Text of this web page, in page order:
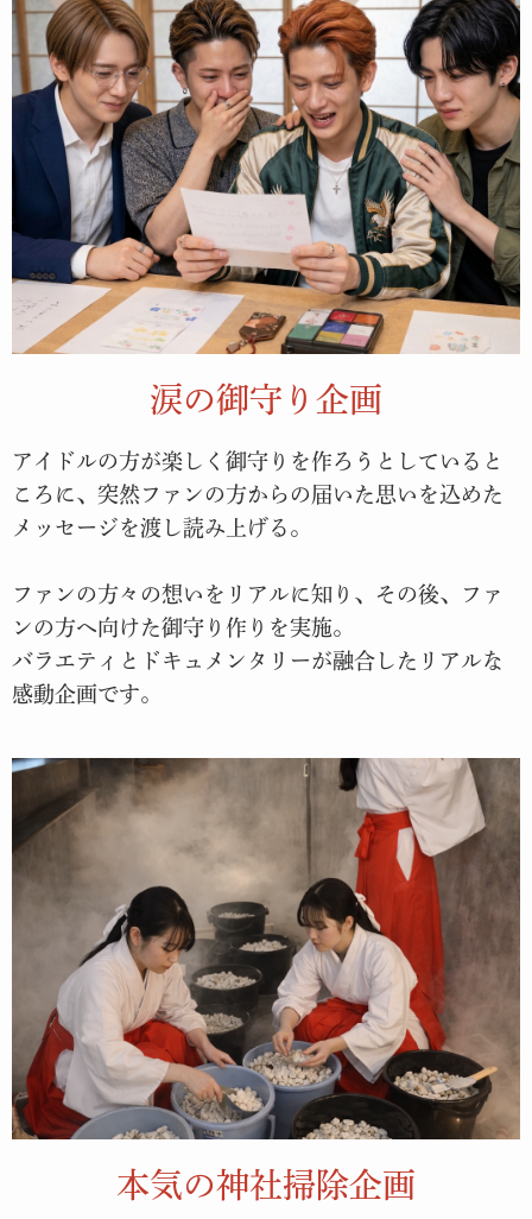
涙の御守り企画
アイドルの方が楽しく御守りを作ろうとしていると
ころに、突然ファンの方からの届いた思いを込めた
メッセージを渡し読み上げる。
ファンの方々の想いをリアルに知り、その後、ファ
ンの方へ向けた御守り作りを実施。
バラエティとドキュメンタリーが融合したリアルな
感動企画です。
本気の神社掃除企画